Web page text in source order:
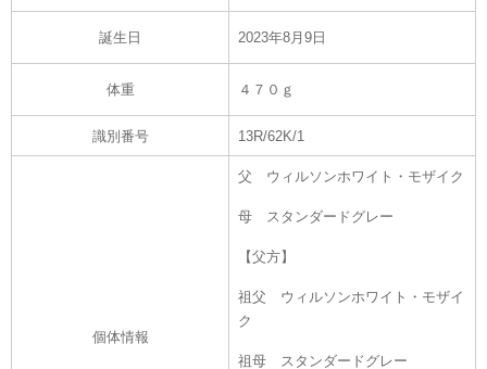
誕生日 2023年8月9日
体重 ４７０ｇ
識別番号 13R/62K/1
個体情報
父 ウィルソンホワイト・モザイク
母 スタンダードグレー
【父方】
祖父 ウィルソンホワイト・モザイ
ク
祖母 スタンダードグレー